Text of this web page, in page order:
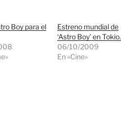
Boy para el
Estreno mundial de
‘Astro Boy’ en Tokio.
06/10/2009
En «Cine»